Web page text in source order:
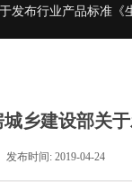
发布行业产品标准
城乡建设部关
发布时间: 2019-04-24